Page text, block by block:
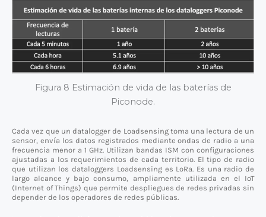
Figura 8 Estimación de vida de las baterías de
Piconode.
Cada vez que un datalogger de Loadsensing toma una lectura de un
sensor, envía los datos registrados mediante ondas de radio a una
frecuencia menor a 1 GHz. Utilizan bandas ISM con configuraciones
ajustadas a los requerimientos de cada territorio. El tipo de radio
que utilizan los dataloggers Loadsensing es LoRa. Es una radio de
largo alcance y bajo consumo, ampliamente utilizada en el IoT
(Internet of Things) que permite despliegues de redes privadas sin
depender de los operadores de redes públicas.